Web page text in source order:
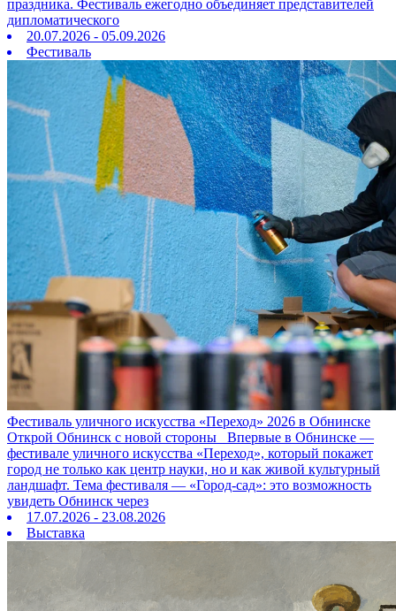
праздника. Фестиваль ежегодно объединяет представителей
дипломатического
20.07.2026 - 05.09.2026
Фестиваль
Фестиваль уличного искусства «Переход» 2026 в Обнинске
Открой Обнинск с новой стороны Впервые в Обнинске —
фестивале уличного искусства «Переход», который покажет
город не только как центр науки, но и как живой культурный
ландшафт. Тема фестиваля — «Город‑сад»: это возможность
увидеть Обнинск через
17.07.2026 - 23.08.2026
Выставка